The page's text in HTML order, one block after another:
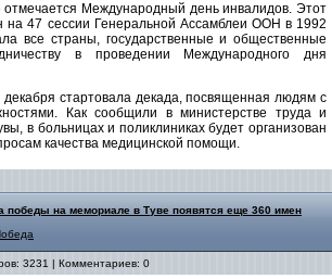
отмечается Международный день инвалидов. Этот
на 47 сессии Генеральной Ассамблеи ООН в 1992
все страны, государственные и общественные
в проведении Международного дня
декабря стартовала декада, посвященная людям с
Как сообщили в министерстве труда и
в больницах и поликлиниках будет организован
качества медицинской помощи.
победы на мемориале в Туве появятся еще 360 имен
3231 | Комментариев: 0